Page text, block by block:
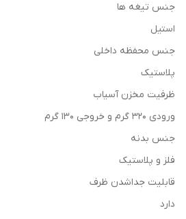
جنس تیغه ها
استیل
جنس محفظه داخلی
پلاستیک
ظرفیت مخزن آسیاب
ورودی 320 گرم و خروجی 130 گرم
جنس بدنه
فلز و پلاستیک
قابلیت جداشدن ظرف
دارد